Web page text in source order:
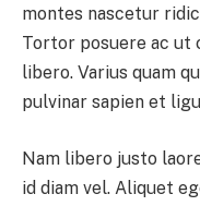
montes nascetur
Tortor posuere ac ut
libero. Varius quam
pulvinar sapien et
Nam libero justo
id diam vel. Aliquet